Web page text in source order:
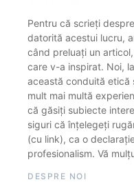
Pentru că scrieți
datorită acestui lucru,
când preluați un
care v-a inspirat. Noi,
această conduită etică
mult mai multă
că găsiți subiecte
siguri că înțelegeți
(cu link), ca o
profesionalism. Vă
DESPRE NOI